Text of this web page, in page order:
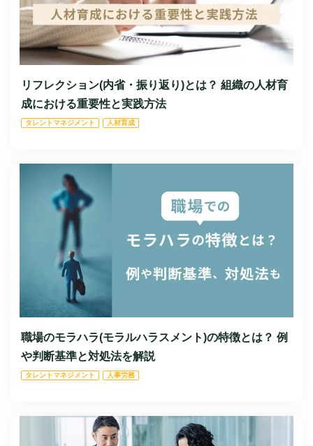
リフレクション(内省・振り返り)とは？ 組織の人材育
成における重要性と実践方法
タレントマネジメント 人材育成
職場のモラハラ(モラルハラスメント)の特徴とは？ 例
や判断基準と対処法を解説
タレントマネジメント 人事労務